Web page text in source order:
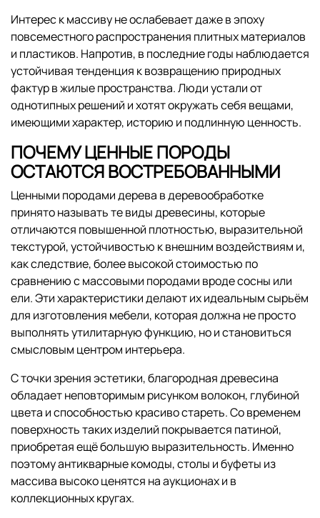
Интерес к массиву не ослабевает даже в эпоху
повсеместного распространения плитных материалов
и пластиков. Напротив, в последние годы наблюдается
устойчивая тенденция к возвращению природных
фактур в жилые пространства. Люди устали от
однотипных решений и хотят окружать себя вещами,
имеющими характер, историю и подлинную ценность.
ПОЧЕМУ ЦЕННЫЕ ПОРОДЫ
ОСТАЮТСЯ ВОСТРЕБОВАННЫМИ
Ценными породами дерева в деревообработке
принято называть те виды древесины, которые
отличаются повышенной плотностью, выразительной
текстурой, устойчивостью к внешним воздействиям и,
как следствие, более высокой стоимостью по
сравнению с массовыми породами вроде сосны или
ели. Эти характеристики делают их идеальным сырьём
для изготовления мебели, которая должна не просто
выполнять утилитарную функцию, но и становиться
смысловым центром интерьера.
С точки зрения эстетики, благородная древесина
обладает неповторимым рисунком волокон, глубиной
цвета и способностью красиво стареть. Со временем
поверхность таких изделий покрывается патиной,
приобретая ещё большую выразительность. Именно
поэтому антикварные комоды, столы и буфеты из
массива высоко ценятся на аукционах и в
коллекционных кругах.